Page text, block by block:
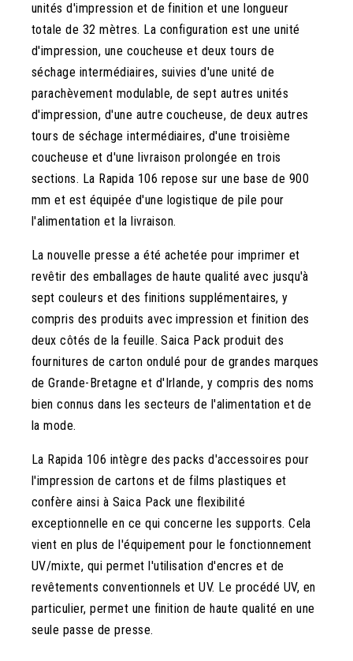
unités d'impression et de finition et une longueur
totale de 32 mètres. La configuration est une unité
d'impression, une coucheuse et deux tours de
séchage intermédiaires, suivies d'une unité de
parachèvement modulable, de sept autres unités
d'impression, d'une autre coucheuse, de deux autres
tours de séchage intermédiaires, d'une troisième
coucheuse et d'une livraison prolongée en trois
sections. La Rapida 106 repose sur une base de 900
mm et est équipée d'une logistique de pile pour
l'alimentation et la livraison.
La nouvelle presse a été achetée pour imprimer et
revêtir des emballages de haute qualité avec jusqu'à
sept couleurs et des finitions supplémentaires, y
compris des produits avec impression et finition des
deux côtés de la feuille. Saica Pack produit des
fournitures de carton ondulé pour de grandes marques
de Grande-Bretagne et d'Irlande, y compris des noms
bien connus dans les secteurs de l'alimentation et de
la mode.
La Rapida 106 intègre des packs d'accessoires pour
l'impression de cartons et de films plastiques et
confère ainsi à Saica Pack une flexibilité
exceptionnelle en ce qui concerne les supports. Cela
vient en plus de l'équipement pour le fonctionnement
UV/mixte, qui permet l'utilisation d'encres et de
revêtements conventionnels et UV. Le procédé UV, en
particulier, permet une finition de haute qualité en une
seule passe de presse.